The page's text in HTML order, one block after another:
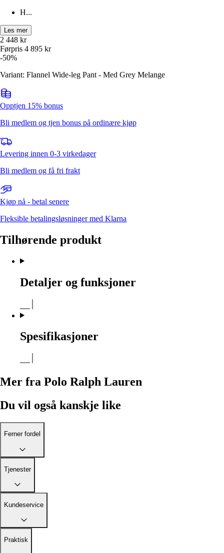
H...
Les mer
2 448 kr
Førpris 4 895 kr
-50%
Variant: Flannel Wide-leg Pant - Med Grey Melange
Opptjen 15% bonus
Bli medlem og tjen bonus på ordinære kjøp
Levering innen 0-3 virkedager
Bli medlem og få fri frakt
Kjøp nå - betal senere
Fleksible betalingsløsninger med Klarna
Tilhørende produkt
Detaljer og funksjoner
Spesifikasjoner
Mer fra Polo Ralph Lauren
Du vil også kanskje like
Ferner fordel
Tjenester
Kundeservice
Praktisk